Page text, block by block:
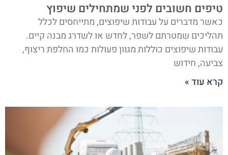
טיפים חשובים לפני שמתחילים שיפוץ
כאשר מדברים על עבודות שיפוצים, מתייחסים לכלל
תהליכים שמטרתם לשפר, לחדש או לשדרג מבנה קיים.
עבודות שיפוצים כוללות מגוון פעולות כמו החלפת ריצוף,
צביעה, חידוש
קרא עוד »